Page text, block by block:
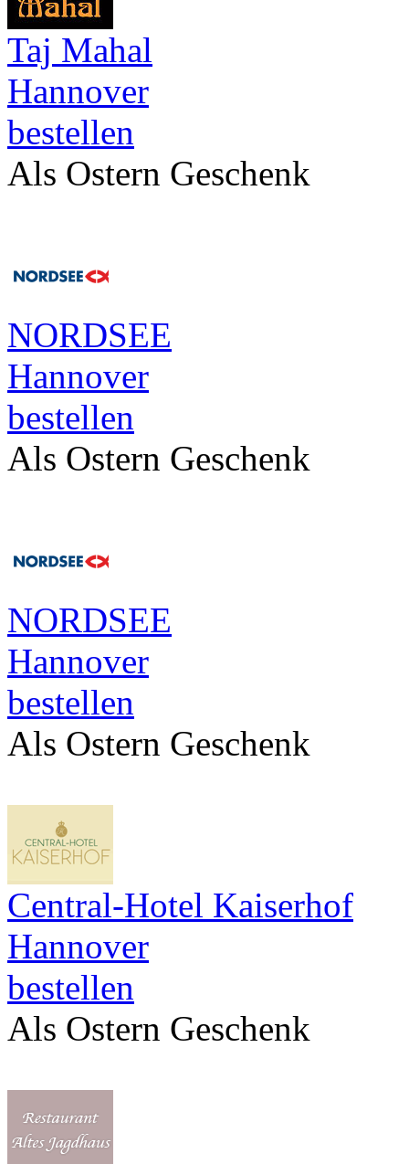
Taj Mahal
Hannover
bestellen
Als Ostern Geschenk
NORDSEE
Hannover
bestellen
Als Ostern Geschenk
NORDSEE
Hannover
bestellen
Als Ostern Geschenk
Central-Hotel Kaiserhof
Hannover
bestellen
Als Ostern Geschenk